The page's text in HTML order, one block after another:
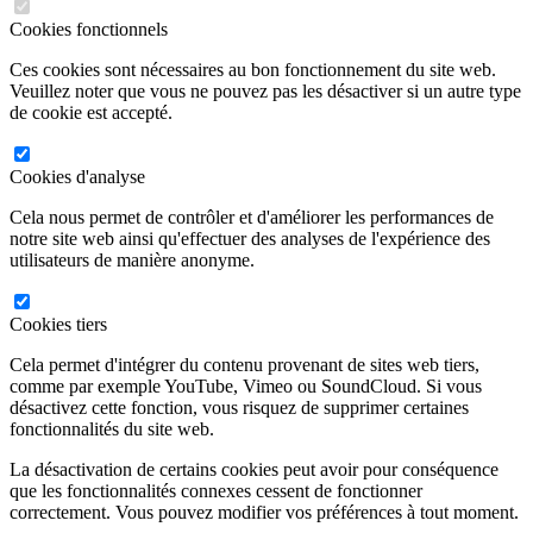
Cookies fonctionnels
Ces cookies sont nécessaires au bon fonctionnement du site web.
Veuillez noter que vous ne pouvez pas les désactiver si un autre type
de cookie est accepté.
Cookies d'analyse
Cela nous permet de contrôler et d'améliorer les performances de
notre site web ainsi qu'effectuer des analyses de l'expérience des
utilisateurs de manière anonyme.
Cookies tiers
Cela permet d'intégrer du contenu provenant de sites web tiers,
comme par exemple YouTube, Vimeo ou SoundCloud. Si vous
désactivez cette fonction, vous risquez de supprimer certaines
fonctionnalités du site web.
La désactivation de certains cookies peut avoir pour conséquence
que les fonctionnalités connexes cessent de fonctionner
correctement. Vous pouvez modifier vos préférences à tout moment.